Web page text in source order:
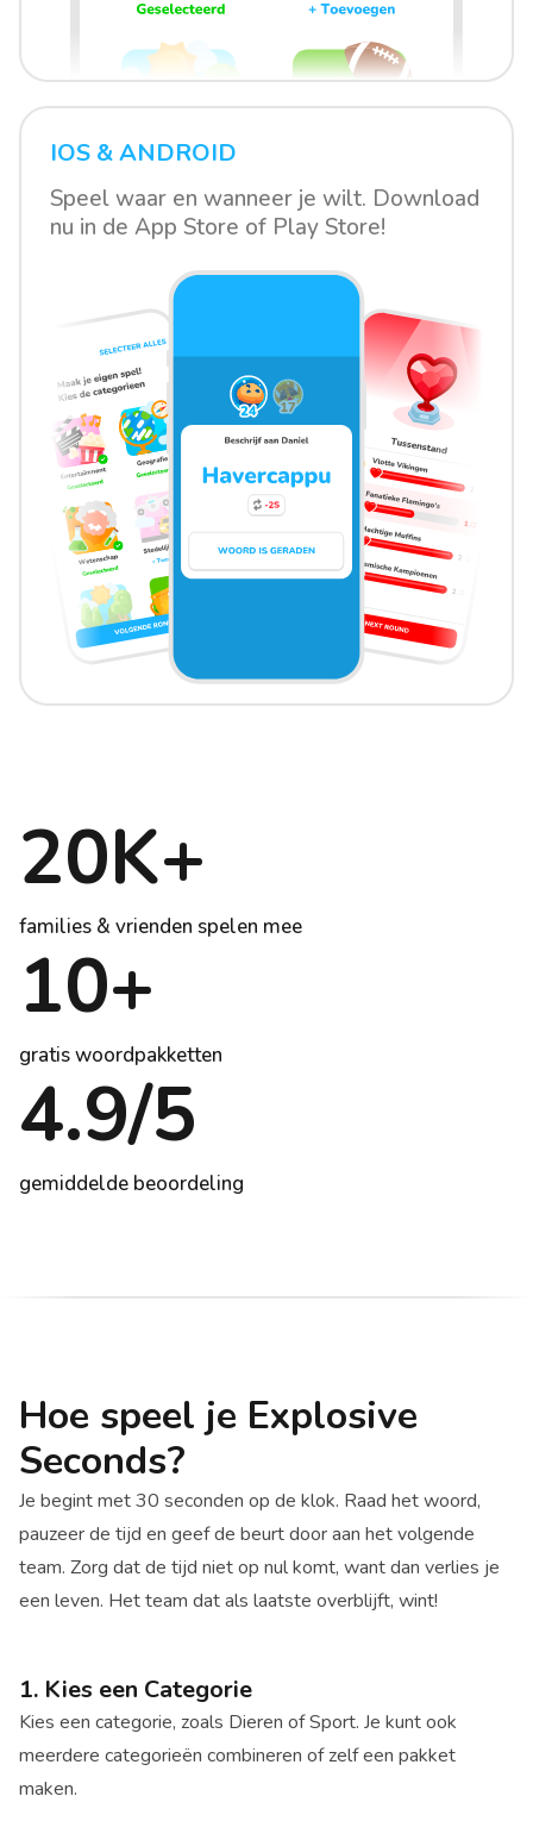
IOS & ANDROID
Speel waar en wanneer je wilt. Download
nu in de App Store of Play Store!
20K+
families & vrienden spelen mee
10+
gratis woordpakketten
4.9/5
gemiddelde beoordeling
Hoe speel je Explosive
Seconds?
Je begint met 30 seconden op de klok. Raad het woord,
pauzeer de tijd en geef de beurt door aan het volgende
team. Zorg dat de tijd niet op nul komt, want dan verlies je
een leven. Het team dat als laatste overblijft, wint!
1. Kies een Categorie
Kies een categorie, zoals Dieren of Sport. Je kunt ook
meerdere categorieën combineren of zelf een pakket
maken.